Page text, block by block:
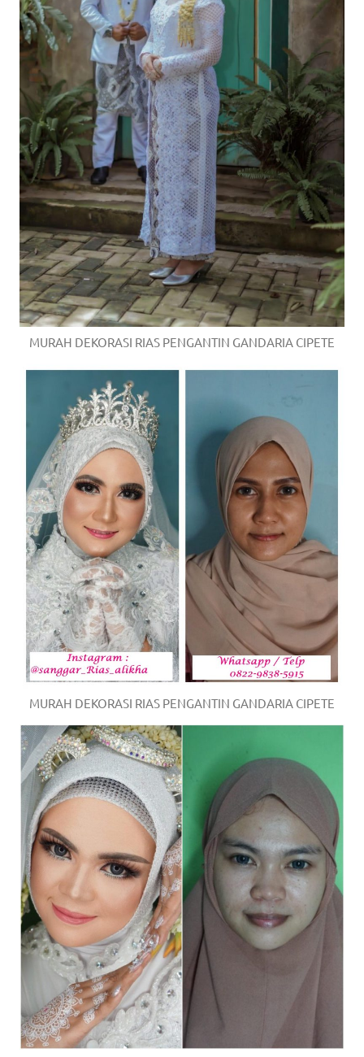
MURAH DEKORASI RIAS PENGANTIN GANDARIA CIPETE
MURAH DEKORASI RIAS PENGANTIN GANDARIA CIPETE